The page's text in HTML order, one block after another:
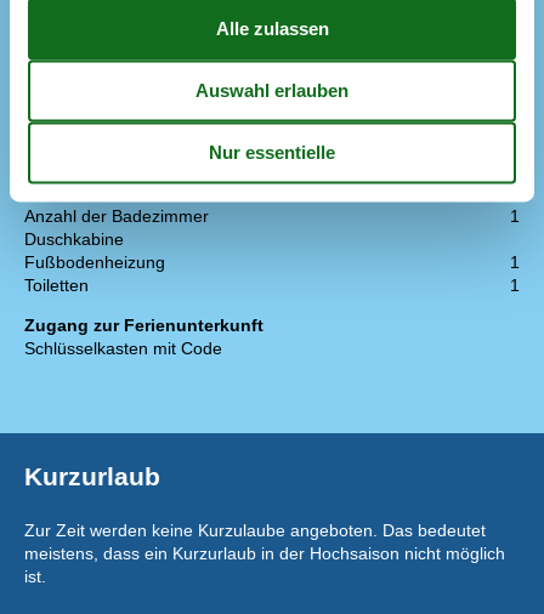
Schlafverhältnisse
Anzahl der Schlafzimmer
Einzelbett (Anzahl der Schlafplätze)
4
Anzahl der Badezimmer
1
Duschkabine
Fußbodenheizung
1
Toiletten
1
Zugang zur Ferienunterkunft
Schlüsselkasten mit Code
Kurzurlaub
Zur Zeit werden keine Kurzulaube angeboten. Das bedeutet
meistens, dass ein Kurzurlaub in der Hochsaison nicht möglich
ist.